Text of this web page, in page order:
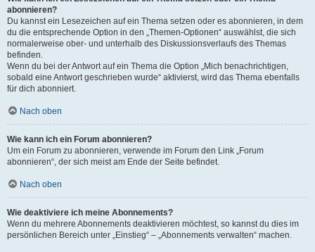
abonnieren?
Du kannst ein Lesezeichen auf ein Thema setzen oder es abonnieren, in dem
du die entsprechende Option in den „Themen-Optionen“ auswählst, die sich
normalerweise ober- und unterhalb des Diskussionsverlaufs des Themas
befinden.
Wenn du bei der Antwort auf ein Thema die Option „Mich benachrichtigen,
sobald eine Antwort geschrieben wurde“ aktivierst, wird das Thema ebenfalls
für dich abonniert.
Nach oben
Wie kann ich ein Forum abonnieren?
Um ein Forum zu abonnieren, verwende im Forum den Link „Forum
abonnieren“, der sich meist am Ende der Seite befindet.
Nach oben
Wie deaktiviere ich meine Abonnements?
Wenn du mehrere Abonnements deaktivieren möchtest, so kannst du dies im
persönlichen Bereich unter „Einstieg“ – „Abonnements verwalten“ machen.